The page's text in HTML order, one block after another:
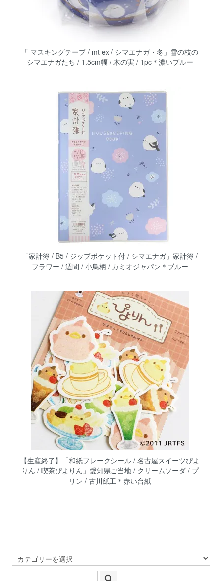
「 マスキングテープ / mt ex / シマエナガ・冬」雪の枝の
シマエナガたち / 1.5cm幅 / 木の実 / 1pc＊濃いブルー
「家計簿 / B5 / ジップポケット付 / シマエナガ」家計簿 /
フラワー / 週間 / 小鳥柄 / カミオジャパン＊ブルー
【生産終了】「和紙フレークシール / 名古屋スイーツぴよ
りん / 喫茶ぴよりん」愛知県ご当地 / クリームソーダ / プ
リン / 古川紙工＊赤い台紙